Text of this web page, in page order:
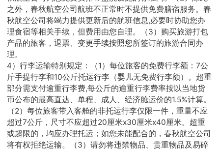
之外，春秋航空公司航班不正常时不提供免费膳宿服务。春
秋航空公司将竭力提供更新后的航班信息,必要时协助您办
理食宿等相关手续，但费用由您自理。（3）购买旅游打包
产品的旅客，退票、变更手续按照您所签订的旅游合同办
理。
4）行李运输特别规定：（1）每位旅客的免费行李额：7公
斤手提行李和10公斤托运行李（婴儿无免费行李额）。超重
部分需支付逾重行李费,每公斤的逾重行李费率按以当地货
币公布的最高直达、单程、成人、经济舱运价的1.5%计算。
（2）每位旅客带入客舱的非托运行李仅限一件，重量不应
超过7公斤，尺寸不应超过20厘米x30厘米x40厘米。超重
或超限的，均应办理托运；如您未能配合的，春秋航空公司
将有权拒绝运输。（3）请勿将违禁物品、贵重物品及易碎